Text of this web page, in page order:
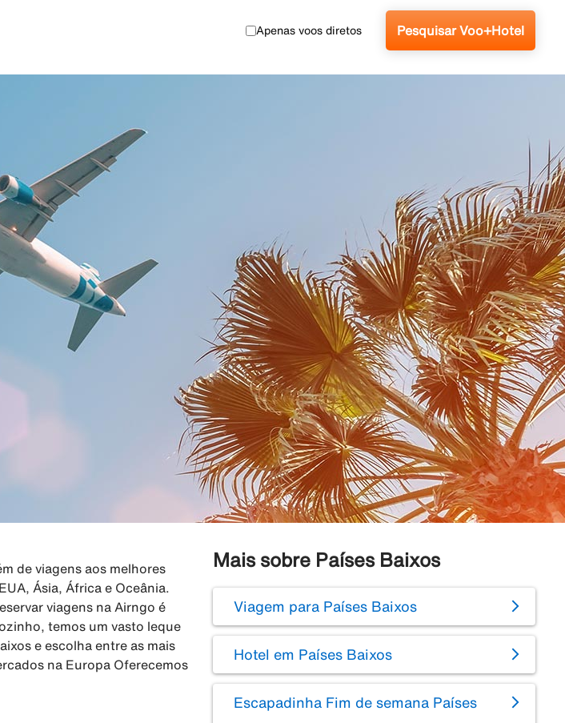
Apenas voos diretos Pesquisar Voo+Hotel
de viagens aos melhores
Ásia, África e Oceânia.
viagens na Airngo é
temos um vasto leque
e escolha entre as mais
na Europa Oferecemos
Mais sobre Países Baixos
Viagem para Países Baixos
Hotel em Países Baixos
Escapadinha Fim de semana Países